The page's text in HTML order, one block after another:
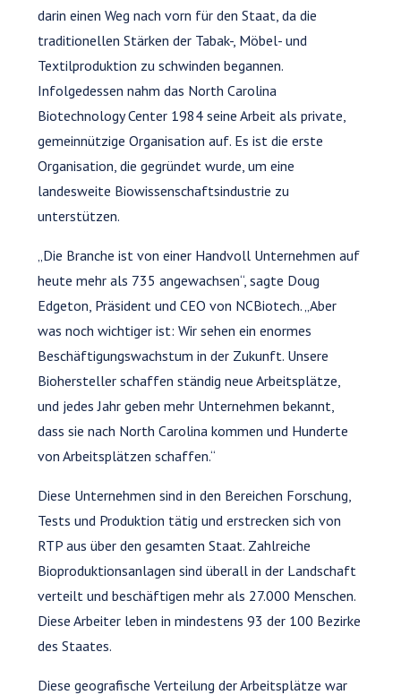
darin einen Weg nach vorn für den Staat, da die
traditionellen Stärken der Tabak-, Möbel- und
Textilproduktion zu schwinden begannen.
Infolgedessen nahm das North Carolina
Biotechnology Center 1984 seine Arbeit als private,
gemeinnützige Organisation auf. Es ist die erste
Organisation, die gegründet wurde, um eine
landesweite Biowissenschaftsindustrie zu
unterstützen.
„Die Branche ist von einer Handvoll Unternehmen auf
heute mehr als 735 angewachsen“, sagte Doug
Edgeton, Präsident und CEO von NCBiotech. „Aber
was noch wichtiger ist: Wir sehen ein enormes
Beschäftigungswachstum in der Zukunft. Unsere
Biohersteller schaffen ständig neue Arbeitsplätze,
und jedes Jahr geben mehr Unternehmen bekannt,
dass sie nach North Carolina kommen und Hunderte
von Arbeitsplätzen schaffen.“
Diese Unternehmen sind in den Bereichen Forschung,
Tests und Produktion tätig und erstrecken sich von
RTP aus über den gesamten Staat. Zahlreiche
Bioproduktionsanlagen sind überall in der Landschaft
verteilt und beschäftigen mehr als 27.000 Menschen.
Diese Arbeiter leben in mindestens 93 der 100 Bezirke
des Staates.
Diese geografische Verteilung der Arbeitsplätze war